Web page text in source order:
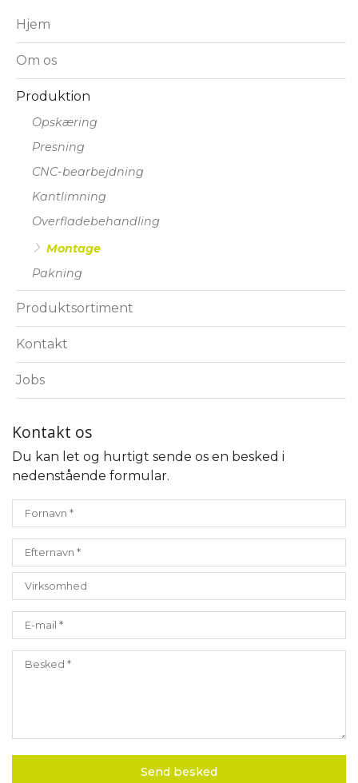
Hjem
Om os
Produktion
Opskæring
Presning
CNC-bearbejdning
Kantlimning
Overfladebehandling
Montage
Pakning
Produktsortiment
Kontakt
Jobs
Kontakt os
Du kan let og hurtigt sende os en besked i
nedenstående formular.